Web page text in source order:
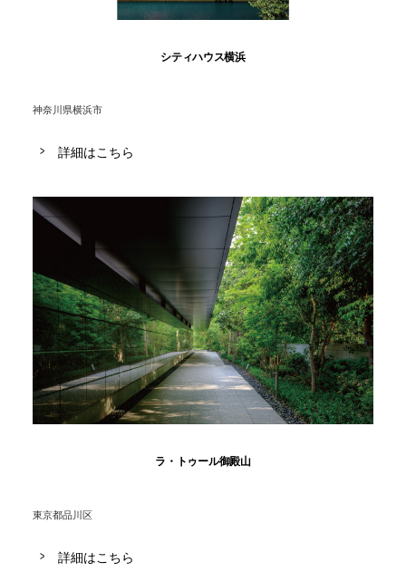
シティハウス横浜
神奈川県横浜市
詳細はこちら
ラ・トゥール御殿山
東京都品川区
詳細はこちら